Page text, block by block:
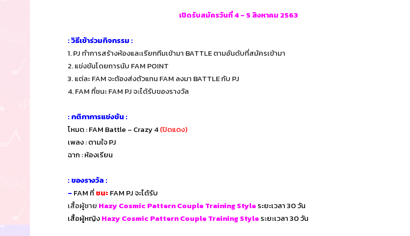
เปิดรับสมัครวันที่ 4 – 5 สิงหาคม 2563
: วิธีเข้าร่วมกิจกรรม :
1. PJ ทำการสร้างห้องและเรียกทีมเข้ามา BATTLE ตามอันดับที่สมัครเข้ามา
2. แข่งขันโดยการนับ FAM POINT
3. แต่ละ FAM จะต้องส่งตัวแทน FAM ลงมา BATTLE กับ PJ
4. FAM ที่ชนะ FAM PJ จะได้รับของรางวัล
: กติกาการแข่งขัน :
โหมด : FAM Battle – Crazy 4(ปิดแดง)
เพลง : ตามใจ PJ
ฉาก : ห้องเรียน
: ของรางวัล :
– FAM ที่ชนะ FAM PJ จะได้รับ
เสื้อผู้ชาย Hazy Cosmic Pattern Couple Training Styleระยะเวลา 30 วัน
เสื้อผู้หญิงHazy Cosmic Pattern Couple Training Styleระยะเวลา 30 วัน